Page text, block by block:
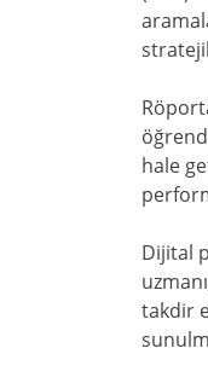
hale
Dijital
takdir